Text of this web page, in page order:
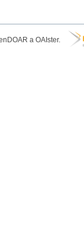
a OAIster.